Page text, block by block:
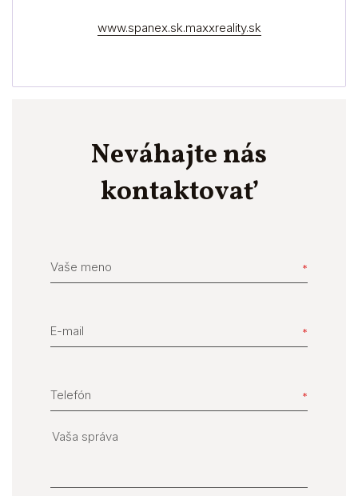
www.spanex.sk.maxxreality.sk
Neváhajte nás
kontaktovať
Vaše meno
E-mail
Telefón